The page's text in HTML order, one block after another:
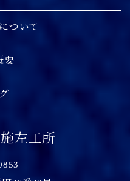
ついて
要
左工所